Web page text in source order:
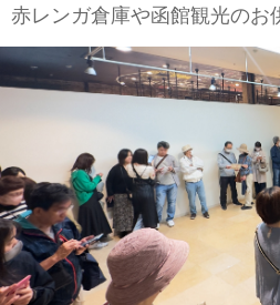
赤レンガ倉庫や函館観光のお